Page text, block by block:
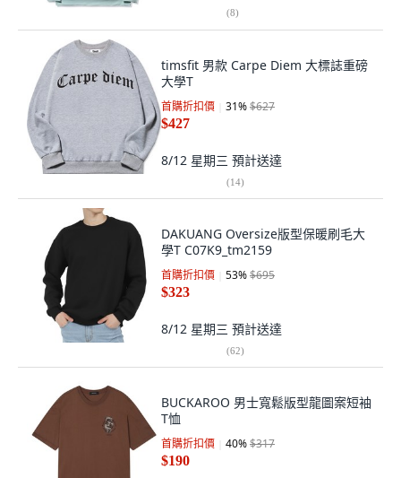
(8)
timsfit 男款 Carpe Diem 大標誌重磅
大學T
首購折扣價 31%$627
$427
8/12 星期三 預計送達
(14)
DAKUANG Oversize版型保暖刷毛大
學T C07K9_tm2159
首購折扣價 53%$695
$323
8/12 星期三 預計送達
(62)
BUCKAROO 男士寬鬆版型龍圖案短袖
T恤
首購折扣價 40%$317
$190